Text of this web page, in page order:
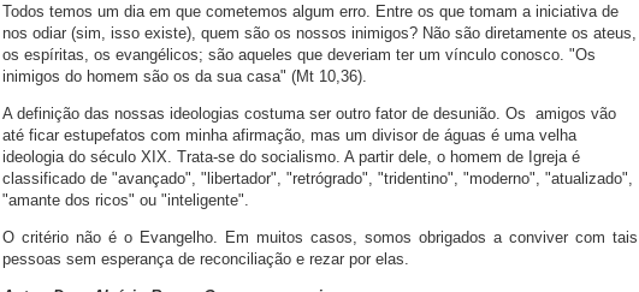
Todos temos um dia em que cometemos algum erro. Entre os que tomam a iniciativa de
nos odiar (sim, isso existe), quem são os nossos inimigos? Não são diretamente os ateus,
os espíritas, os evangélicos; são aqueles que deveriam ter um vínculo conosco. "Os
inimigos do homem são os da sua casa" (Mt 10,36).
A definição das nossas ideologias costuma ser outro fator de desunião. Os amigos vão
até ficar estupefatos com minha afirmação, mas um divisor de águas é uma velha
ideologia do século XIX. Trata-se do socialismo. A partir dele, o homem de Igreja é
classificado de "avançado", "libertador", "retrógrado", "tridentino", "moderno", "atualizado",
"amante dos ricos" ou "inteligente".
O critério não é o Evangelho. Em muitos casos, somos obrigados a conviver com tais
pessoas sem esperança de reconciliação e rezar por elas.